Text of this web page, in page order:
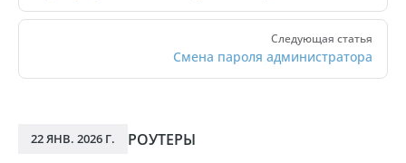
Следующая статья
Смена пароля администратора
22 ЯНВ. 2026 Г.
РОУТЕРЫ